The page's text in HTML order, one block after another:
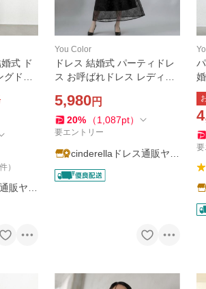
式 ド
ドレ
ピー
カー
袖 成
件）
販ヤフ
You Color
ドレス 結婚式 パーティドレ
ス お呼ばれドレス レディー
レース シアーワンピース パ
フスリーブ 異素材ミックス
シースルー ycpt90
5,980円
20% （1,087pt）
要エントリー
cinderellaドレス通販ヤフ
ー店
要